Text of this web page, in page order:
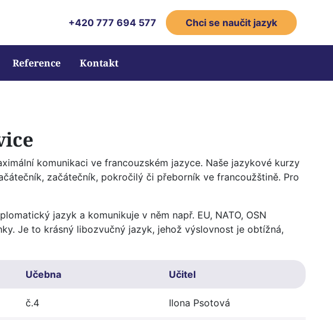
+420 777 694 5­77 Chci se naučit jazyk
Reference Kontakt
komunikaci ve francouzském jazyce. Naše jazykové kurzy
začátečník, pokročilý či přeborník ve francoužštině. Pro
jazyk a komunikuje v něm např. EU, NATO, OSN
Je to krásný libozvučný jazyk, jehož výslovnost je obtížná,
Učebna Učitel
č.4 Ilona Psotová